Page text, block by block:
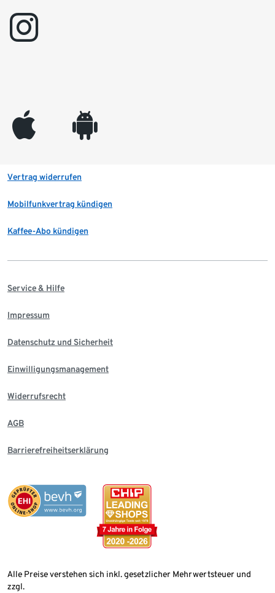
instagram
appleinc android
Vertrag widerrufen
Mobilfunkvertrag kündigen
Kaffee-Abo kündigen
Service & Hilfe
Impressum
Datenschutz und Sicherheit
Einwilligungsmanagement
Widerrufsrecht
AGB
Barrierefreiheitserklärung
Alle Preise verstehen sich inkl. gesetzlicher Mehrwertsteuer und
zzgl.